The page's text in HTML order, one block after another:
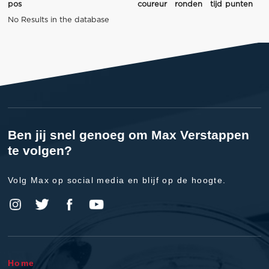
pos coureur ronden tijd
punten
No Results in the database
Ben jij snel genoeg om Max Verstappen
te volgen?
Volg Max op social media en blijf op de hoogte.
Home